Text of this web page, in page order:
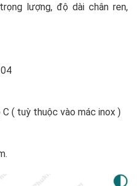
lượng, độ dài chân ren,
( tuỳ thuộc vào mác inox )